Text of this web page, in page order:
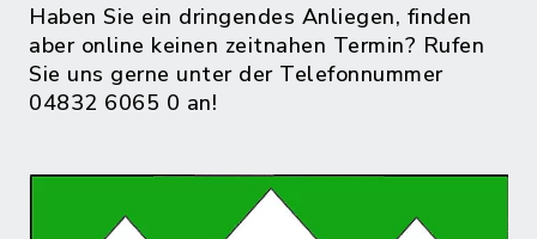
Haben Sie ein dringendes Anliegen, finden
aber online keinen zeitnahen Termin? Rufen
Sie uns gerne unter der Telefonnummer
04832 6065 0 an!